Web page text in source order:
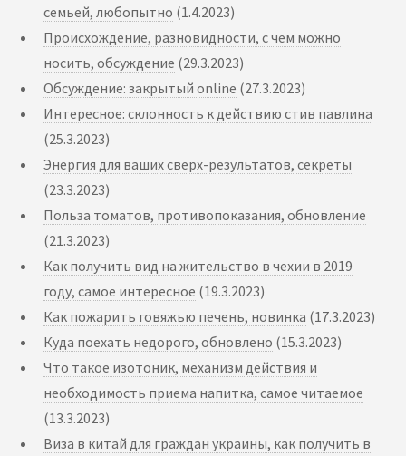
семьей, любопытно (1.4.2023)
Происхождение, разновидности, с чем можно
носить, обсуждение (29.3.2023)
Обсуждение: закрытый online (27.3.2023)
Интересное: склонность к действию стив павлина
(25.3.2023)
Энергия для ваших сверх-результатов, секреты
(23.3.2023)
Польза томатов, противопоказания, обновление
(21.3.2023)
Как получить вид на жительство в чехии в 2019
году, самое интересное (19.3.2023)
Как пожарить говяжью печень, новинка (17.3.2023)
Куда поехать недорого, обновлено (15.3.2023)
Что такое изотоник, механизм действия и
необходимость приема напитка, самое читаемое
(13.3.2023)
Виза в китай для граждан украины, как получить в